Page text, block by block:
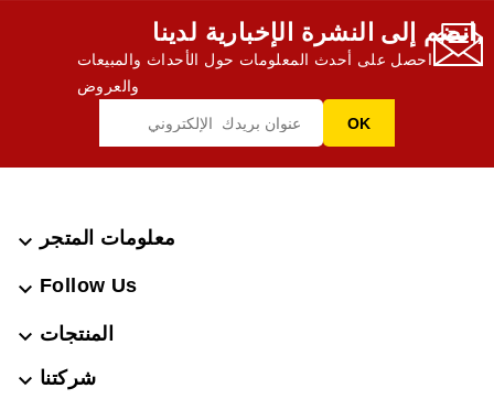
انضم إلى النشرة الإخبارية لدينا,
احصل على أحدث المعلومات حول الأحداث والمبيعات
والعروض
معلومات المتجر 
Follow Us

المنتجات 
شركتنا 